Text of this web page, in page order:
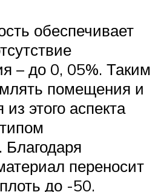
обеспечивает
– до 0, 05%. Таким
помещения и
этого аспекта
Благодаря
переносит
до -50.